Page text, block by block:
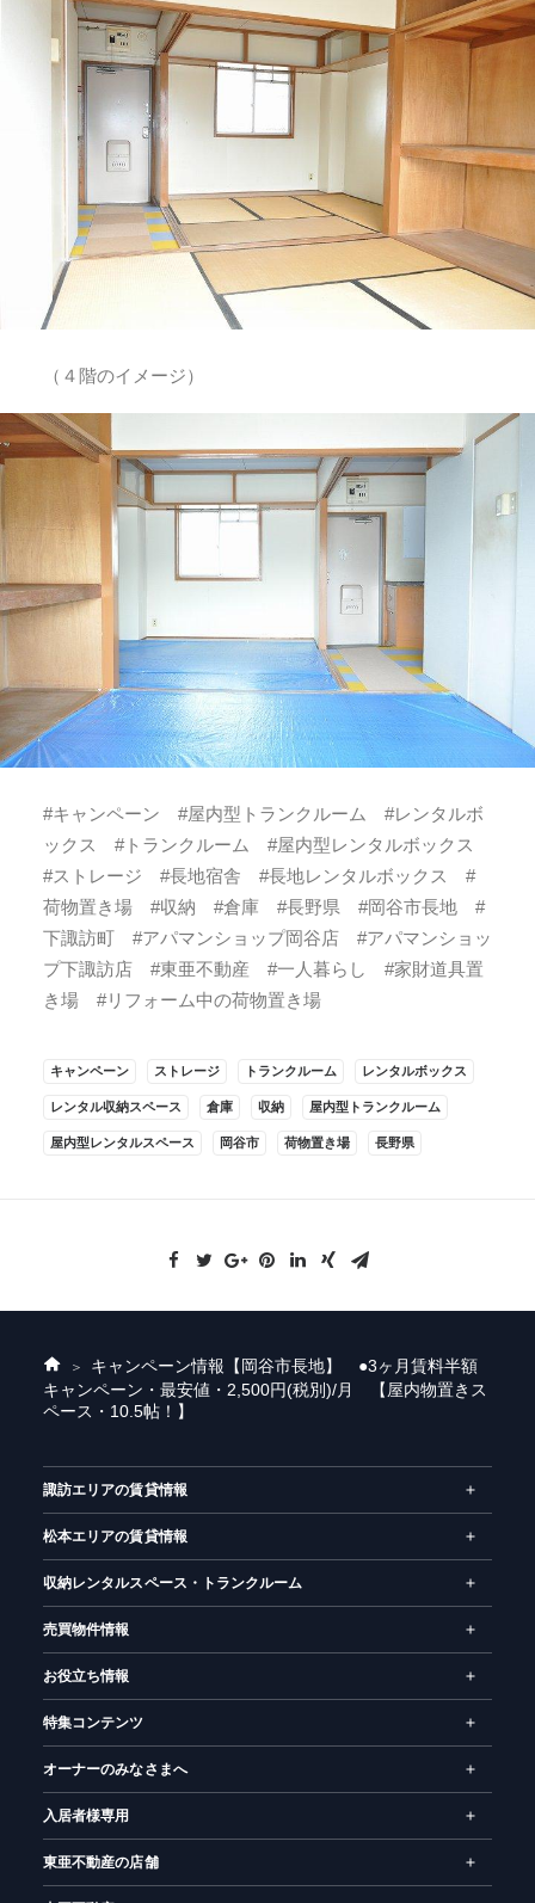
（４階のイメージ）
#キャンペーン #屋内型トランクルーム #レンタルボ
ックス #トランクルーム #屋内型レンタルボックス
#ストレージ #長地宿舎 #長地レンタルボックス #
荷物置き場 #収納 #倉庫 #長野県 #岡谷市長地 #
下諏訪町 #アパマンショップ岡谷店 #アパマンショッ
プ下諏訪店 #東亜不動産 #一人暮らし #家財道具置
き場 #リフォーム中の荷物置き場
キャンペーン ストレージ トランクルーム レンタルボックス
レンタル収納スペース 倉庫 収納 屋内型トランクルーム
屋内型レンタルスペース 岡谷市 荷物置き場 長野県
ホ
ー
ム
キャンペーン情報 【岡谷市長地】 ●3ヶ月賃料半額
キャンペーン・最安値・2,500円(税別)/月 【屋内物置きス
ペース・10.5帖！】
諏訪エリアの賃貸情報
松本エリアの賃貸情報
収納レンタルスペース・トランクルーム
売買物件情報
お役立ち情報
特集コンテンツ
オーナーのみなさまへ
入居者様専用
東亜不動産の店舗